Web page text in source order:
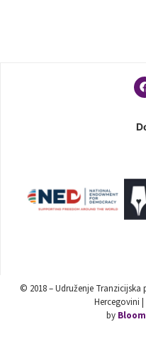
© 2018 – Udruženje
Hercegovini
by